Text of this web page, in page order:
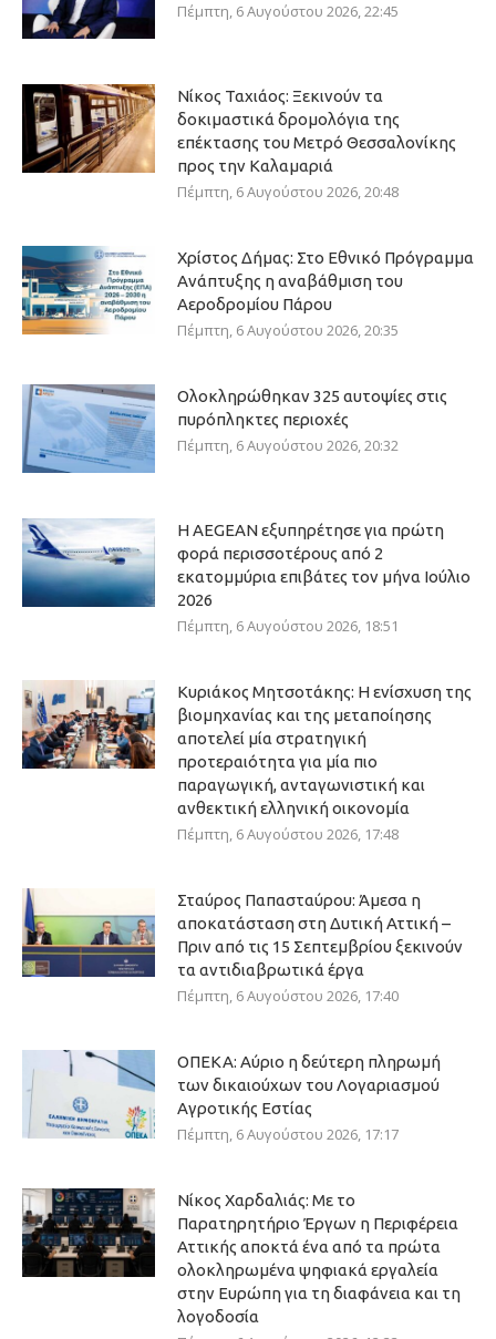
Πέμπτη, 6 Αυγούστου 2026, 22:45
Νίκος Ταχιάος: Ξεκινούν τα
δοκιμαστικά δρομολόγια της
επέκτασης του Μετρό Θεσσαλονίκης
προς την Καλαμαριά
Πέμπτη, 6 Αυγούστου 2026, 20:48
Χρίστος Δήμας: Στο Εθνικό Πρόγραμμα
Ανάπτυξης η αναβάθμιση του
Αεροδρομίου Πάρου
Πέμπτη, 6 Αυγούστου 2026, 20:35
Ολοκληρώθηκαν 325 αυτοψίες στις
πυρόπληκτες περιοχές
Πέμπτη, 6 Αυγούστου 2026, 20:32
Η AEGEAN εξυπηρέτησε για πρώτη
φορά περισσοτέρους από 2
εκατομμύρια επιβάτες τον μήνα Ιούλιο
2026
Πέμπτη, 6 Αυγούστου 2026, 18:51
Κυριάκος Μητσοτάκης: Η ενίσχυση της
βιομηχανίας και της μεταποίησης
αποτελεί μία στρατηγική
προτεραιότητα για μία πιο
παραγωγική, ανταγωνιστική και
ανθεκτική ελληνική οικονομία
Πέμπτη, 6 Αυγούστου 2026, 17:48
Σταύρος Παπασταύρου: Άμεσα η
αποκατάσταση στη Δυτική Αττική –
Πριν από τις 15 Σεπτεμβρίου ξεκινούν
τα αντιδιαβρωτικά έργα
Πέμπτη, 6 Αυγούστου 2026, 17:40
ΟΠΕΚΑ: Αύριο η δεύτερη πληρωμή
των δικαιούχων του Λογαριασμού
Αγροτικής Εστίας
Πέμπτη, 6 Αυγούστου 2026, 17:17
Νίκος Χαρδαλιάς: Με το
Παρατηρητήριο Έργων η Περιφέρεια
Αττικής αποκτά ένα από τα πρώτα
ολοκληρωμένα ψηφιακά εργαλεία
στην Ευρώπη για τη διαφάνεια και τη
λογοδοσία